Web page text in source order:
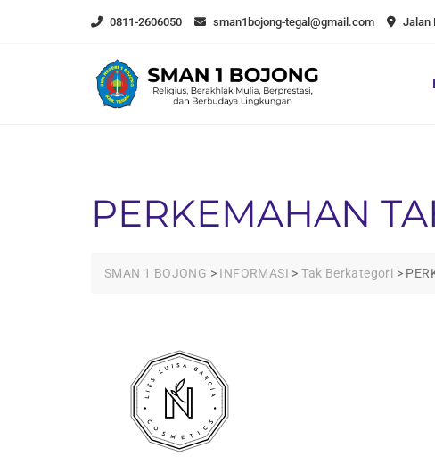
0811-2606050 sman1bojong-tegal@gmail.com Jalan
PERKEMAHAN
SMAN 1 BOJONG > INFORMASI >Tak Berkategori >